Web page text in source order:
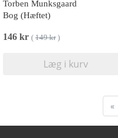
Torben Munksgaard
Bog (Hæftet)
146 kr ( 149 kr)
Læg i kurv
«